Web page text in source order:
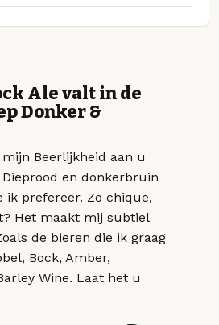
Ale valt in de
Donker &
mijn Beerlijkheid aan u
en donkerbruin
ik prefereer. Zo chique,
Het maakt mij subtiel
de bieren die ik graag
Bock, Amber,
Wine. Laat het u